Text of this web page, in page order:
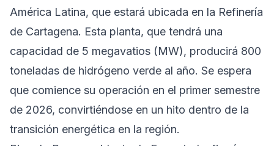
América Latina, que estará ubicada en la Refinería
de Cartagena. Esta planta, que tendrá una
capacidad de 5 megavatios (MW), producirá 800
toneladas de hidrógeno verde al año. Se espera
que comience su operación en el primer semestre
de 2026, convirtiéndose en un hito dentro de la
transición energética en la región.